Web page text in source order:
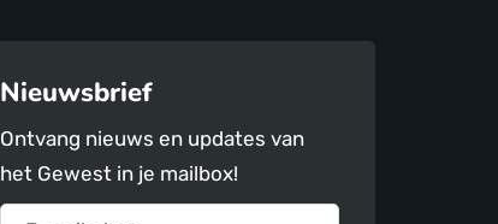
Nieuwsbrief
Ontvang nieuws en updates van
het Gewest in je mailbox!